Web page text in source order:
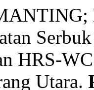
HRS-
Utara.